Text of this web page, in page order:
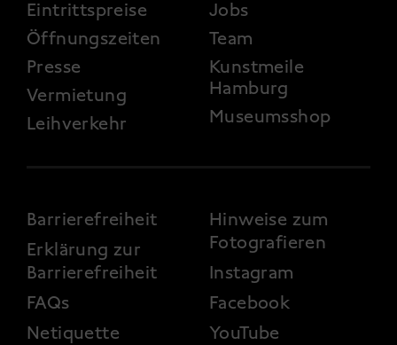
Eintrittspreise
Öffnungszeiten
Presse
Vermietung
Leihverkehr
Jobs
Team
Kunstmeile
Hamburg
Museumsshop
FOOTER 3
Barrierefreiheit
Erklärung zur
Barrierefreiheit
FAQs
Netiquette
Hinweise zum
Fotografieren
Instagram
Facebook
YouTube